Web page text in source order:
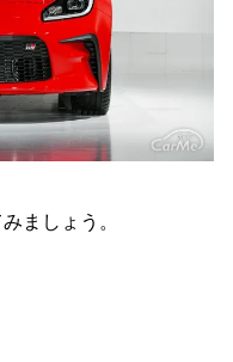
ましょう。